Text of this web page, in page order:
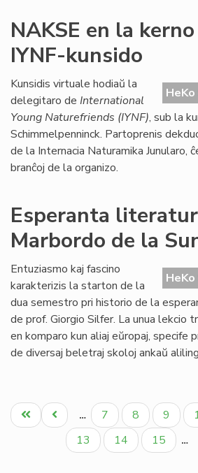
NAKSE en la
IYNF-kunsido
Kunsidis virtuale hodiaŭ la
delegitaro de International
Young Naturefriends (IYNF), sub la
Schimmelpenninck. Partoprenis
de la Internacia Naturamika Junularo,
branĉoj de la organizo.
Esperanta
Marbordo de la
Entuziasmo kaj fascino
karakterizis la starton de la
dua semestro pri historio de la
de prof. Giorgio Silfer. La unua lekcio
en komparo kun aliaj eŭropaj, specife
de diversaj beletraj skoloj ankaŭ
Pagination
Unua
paĝo
Antaŭa
paĝo
… Paĝo
7 Paĝo
8 Paĝo
9
Paĝo
13 Paĝo
14 Paĝo
15 …